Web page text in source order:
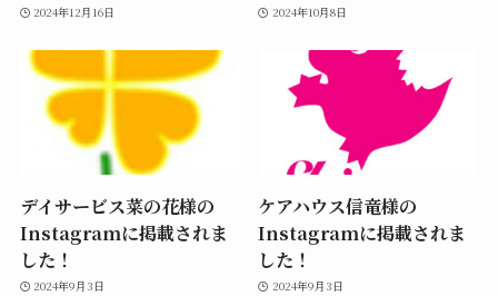
2024年12月16日 2024年10月8日
デイサービス菜の花様の
Instagramに掲載されま
した！
2024年9月3日
ケアハウス信竜様の
Instagramに掲載されま
した！
2024年9月3日